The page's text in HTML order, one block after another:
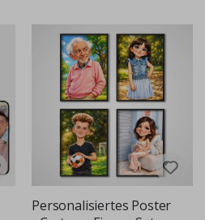
Personalisiertes Poster